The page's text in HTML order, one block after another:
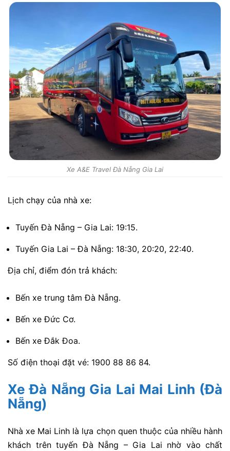
Xe A&E Travel Đà Nẵng Gia Lai
Lịch chạy của nhà xe:
Tuyến Đà Nẵng – Gia Lai: 19:15.
Tuyến Gia Lai – Đà Nẵng: 18:30, 20:20, 22:40.
Địa chỉ, điểm đón trả khách:
Bến xe trung tâm Đà Nẵng.
Bến xe Đức Cơ.
Bến xe Đắk Đoa.
Số điện thoại đặt vé: 1900 88 86 84.
Xe Đà Nẵng Gia Lai Mai Linh (Đà
Nẵng)
Nhà xe Mai Linh là lựa chọn quen thuộc của nhiều hành
khách trên tuyến Đà Nẵng – Gia Lai nhờ vào chất